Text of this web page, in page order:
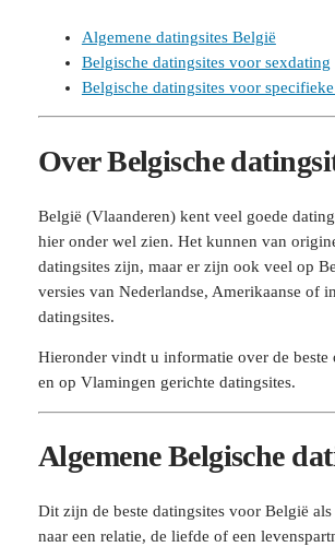
Algemene datingsites België
Belgische datingsites voor sexdating
Belgische datingsites voor
Over Belgische
België (Vlaanderen) kent veel goede
hier onder wel zien. Het kunnen van
datingsites zijn, maar er zijn ook veel op
versies van Nederlandse, Amerikaanse of
datingsites.
Hieronder vindt u informatie over de beste
en op Vlamingen gerichte datingsites.
Algemene Belgische
Dit zijn de beste datingsites voor België
naar een relatie, de liefde of een